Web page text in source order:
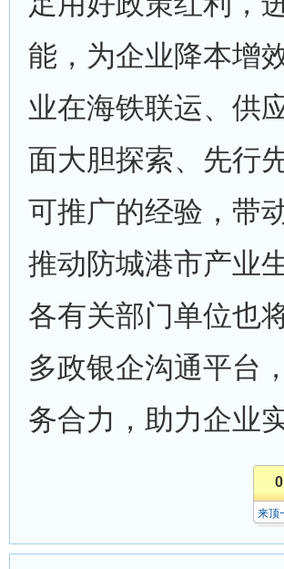
能，为企业降本增
业在海铁联运、供
面大胆探索、先行
可推广的经验，带
推动防城港市产业
各有关部门单位也
多政银企沟通平台
务合力，助力企业
0
来顶